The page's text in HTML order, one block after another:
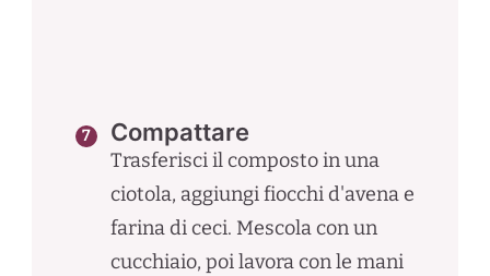
Compattare
Trasferisci il composto in una
ciotola, aggiungi fiocchi d'avena e
farina di ceci. Mescola con un
cucchiaio, poi lavora con le mani